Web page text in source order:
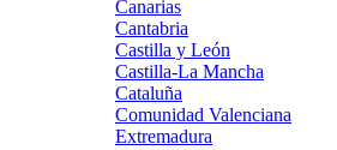
Canarias
Cantabria
Castilla y León
Castilla-La Mancha
Cataluña
Comunidad Valenciana
Extremadura